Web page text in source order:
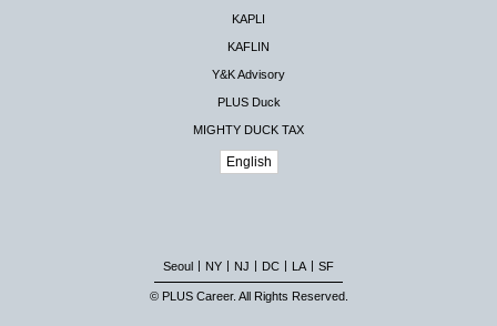
KAPLI
KAFLIN
Y&K Advisory
PLUS Duck
MIGHTY DUCK TAX
English
Seoul NY NJ DC LA SF
© PLUS Career. All Rights Reserved.